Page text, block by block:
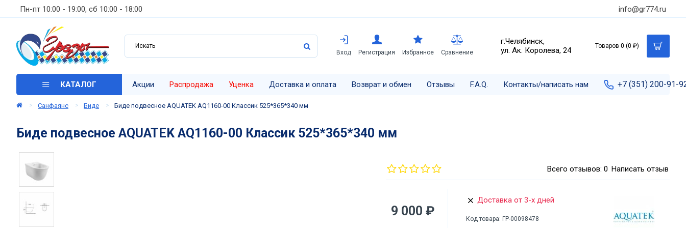
Пн-пт 10:00 - 19:00, сб 10:00 - 18:00 info@gr774.ru
Вход Регистрация Избранное Сравнение
г.Челябинск,
ул. Ак. Королева, 24
Товаров 0 (0 ₽)
КАТАЛОГ Акции Распродажа Уценка Доставка и оплата Возврат и обмен Отзывы F.A.Q. Контакты/написать нам +7 (351) 200-91-
Санфаянс Биде Биде подвесное AQUATEK AQ1160-00 Классик 525*365*340 мм
Биде подвесное AQUATEK AQ1160-00 Классик 525*365*340 мм
Всего отзывов: 0 Написать отзыв
9 000 ₽
Доставка от 3-х дней
Код товара: ГР-00098478